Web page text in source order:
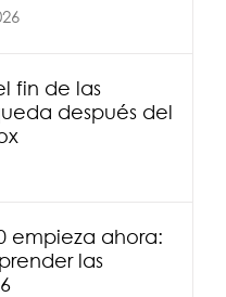
fin de las
después del
empieza ahora:
las